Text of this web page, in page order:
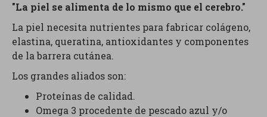
"La piel se alimenta de lo mismo que el cerebro."
La piel necesita nutrientes para fabricar colágeno,
elastina, queratina, antioxidantes y componentes
de la barrera cutánea.
Los grandes aliados son:
Proteínas de calidad.
Omega 3 procedente de pescado azul y/o